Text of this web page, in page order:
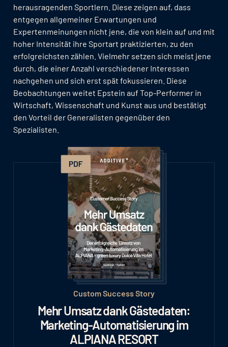
herausragenden Sportlern. Diese zeigen auf, dass
entgegen allgemeiner Erwartungen und
Expertenmeinungen nicht jene, die von klein auf und mit
hoher Intensität ihre Sportart praktizierten, zu den
erfolgreichsten zählen. Vielmehr setzen sich meist jene
durch, die einer Anzahl verschiedener Interessen
nachgehen und sich erst spät fokussieren. Diese
Beobachtungen weitet Epstein auf Top-Performer in
Wirtschaft, Wissenschaft und Kunst aus und bestätigt
den Vorteil der Generalisten gegenüber den
Spezialisten.
Custom Success Story
Mehr Umsatz dank Gästedaten:
Marketing-Automatisierung im
ALPIANA RESORT